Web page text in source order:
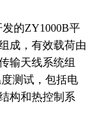
的ZY1000B平
成，有效载荷由
输天线系统组
测试，包括电
构和热控制系